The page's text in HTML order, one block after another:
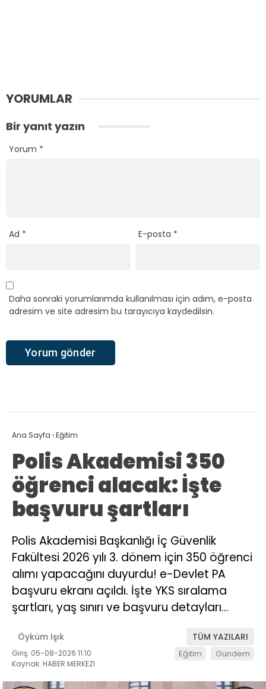
YORUMLAR
Bir yanıt yazın
Yorum *
Ad * E-posta *
Daha sonraki yorumlarımda kullanılması için adım, e-posta
adresim ve site adresim bu tarayıcıya kaydedilsin.
Ana Sayfa ›Eğitim
Polis Akademisi 350
öğrenci alacak: İşte
başvuru şartları
Polis Akademisi Başkanlığı İç Güvenlik
Fakültesi 2026 yılı 3. dönem için 350 öğrenci
alımı yapacağını duyurdu! e-Devlet PA
başvuru ekranı açıldı. İşte YKS sıralama
şartları, yaş sınırı ve başvuru detayları…
Öyküm Işık TÜM YAZILARI
Giriş: 05-08-2026 11:10
Kaynak: HABER MERKEZI
Eğitim Gündem